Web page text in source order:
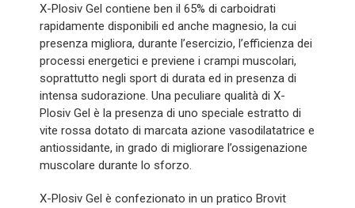
X-Plosiv Gel contiene ben il 65% di carboidrati
rapidamente disponibili ed anche magnesio, la cui
presenza migliora, durante l’esercizio, l’efficienza dei
processi energetici e previene i crampi muscolari,
soprattutto negli sport di durata ed in presenza di
intensa sudorazione. Una peculiare qualità di X-
Plosiv Gel è la presenza di uno speciale estratto di
vite rossa dotato di marcata azione vasodilatatrice e
antiossidante, in grado di migliorare l’ossigenazione
muscolare durante lo sforzo.
X-Plosiv Gel è confezionato in un pratico Brovit